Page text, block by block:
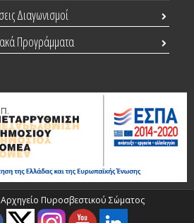
Διαγωνισμοί
Προγράμματα
Πυροσβεστικού Σώματος